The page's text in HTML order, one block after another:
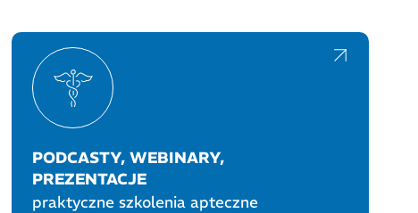
PODCASTY, WEBINARY,
PREZENTACJE
praktyczne szkolenia apteczne